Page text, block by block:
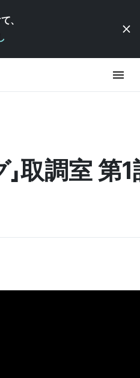
、
取調室 第